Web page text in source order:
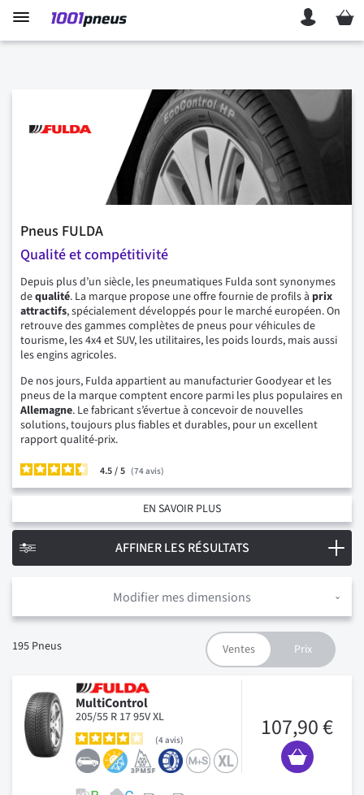
Mon
Pneus FULDA
Qualité et compétitivité
Depuis plus d’un siècle, les pneumatiques Fulda sont synonymes
dequalité. La marque propose une offre fournie de profils à prix
attractifs, spécialement développés pour le marché européen. On
retrouve des gammes complètes de pneus pour véhicules de
tourisme, les 4x4 et SUV, les utilitaires, les poids lourds, mais aussi
les engins agricoles.
De nos jours, Fulda appartient au manufacturier Goodyear et les
pneus de la marque comptent encore parmi les plus populaires en
Allemagne. Le fabricant s’évertue à concevoir de nouvelles
solutions, toujours plus fiables et durables, pour un excellent
rapport qualité-prix.
4.5/ 74avis
EN SAVOIR PLUS
Modifier mes dimensions
195 Pneus
MultiControl
205/55 R 17 95V XL
4avis 107,90 €
AFFINER LES RÉSULTATS